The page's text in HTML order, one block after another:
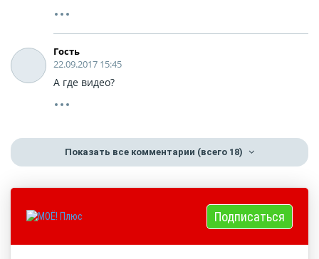
Гость
22.09.2017 15:45
А где видео?
Показать все комментарии (всего 18)
Подписаться